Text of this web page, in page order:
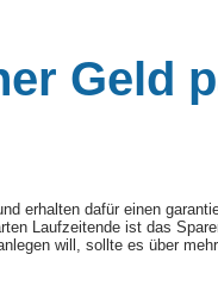
Geld
erhalten dafür einen
Laufzeitende ist das
will, sollte es über